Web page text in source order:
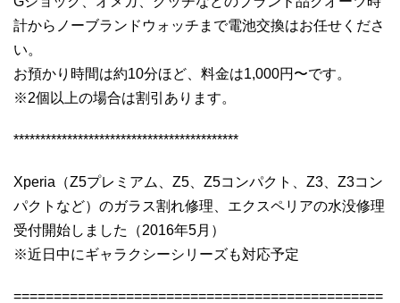
計からノーブランドウォッチまで電池交換はお任せくださ
い。
お預かり時間は約10分ほど、料金は1,000円〜です。
※2個以上の場合は割引あります。
******************************************
Xperia（Z5プレミアム、Z5、Z5コンパクト、Z3、Z3コン
パクトなど）のガラス割れ修理、エクスペリアの水没修理
受付開始しました（2016年5月）
※近日中にギャラクシーシリーズも対応予定
==============================================